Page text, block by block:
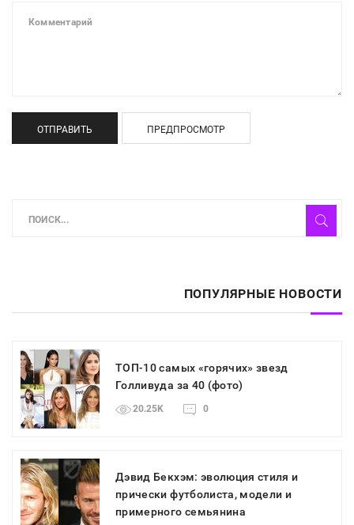
ОТПРАВИТЬ ПРЕДПРОСМОТР
ПОПУЛЯРНЫЕ НОВОСТИ
ТОП-10 самых «горячих» звезд
Голливуда за 40 (фото)
20.25K 0
Дэвид Бекхэм: эволюция стиля и
прически футболиста, модели и
примерного семьянина